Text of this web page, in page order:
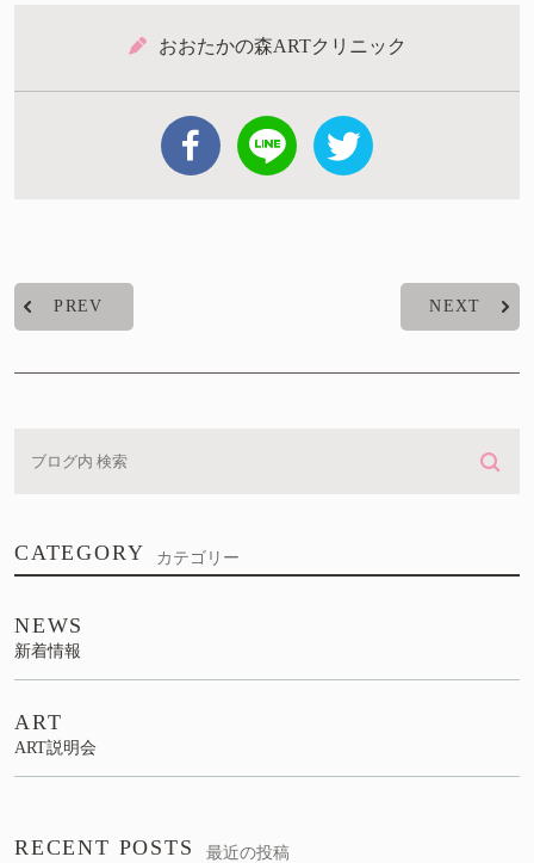
おおたかの森ARTクリニック
PREV NEXT
CATEGORY カテゴリー
NEWS
新着情報
ART
ART説明会
RECENT POSTS 最近の投稿